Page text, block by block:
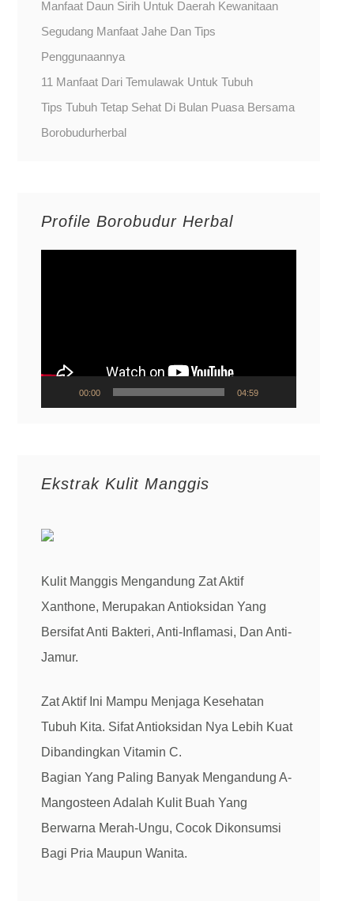
Manfaat Daun Sirih Untuk Daerah Kewanitaan
Segudang Manfaat Jahe Dan Tips
Penggunaannya
11 Manfaat Dari Temulawak Untuk Tubuh
Tips Tubuh Tetap Sehat Di Bulan Puasa Bersama
Borobudurherbal
Profile Borobudur Herbal
00:00 04:59
Ekstrak Kulit Manggis
Kulit Manggis Mengandung Zat Aktif
Xanthone, Merupakan Antioksidan Yang
Bersifat Anti Bakteri, Anti-Inflamasi, Dan Anti-
Jamur.
Zat Aktif Ini Mampu Menjaga Kesehatan
Tubuh Kita. Sifat Antioksidan Nya Lebih Kuat
Dibandingkan Vitamin C.
Bagian Yang Paling Banyak Mengandung A-
Mangosteen Adalah Kulit Buah Yang
Berwarna Merah-Ungu, Cocok Dikonsumsi
Bagi Pria Maupun Wanita.